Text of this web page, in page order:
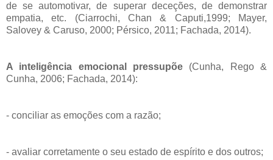
de se automotivar, de superar deceções, de demonstrar
empatia, etc. (Ciarrochi, Chan & Caputi,1999; Mayer,
Salovey & Caruso, 2000; Pérsico, 2011; Fachada, 2014).
A inteligência emocional pressupõe (Cunha, Rego &
Cunha, 2006; Fachada, 2014):
- conciliar as emoções com a razão;
- avaliar corretamente o seu estado de espírito e dos outros;